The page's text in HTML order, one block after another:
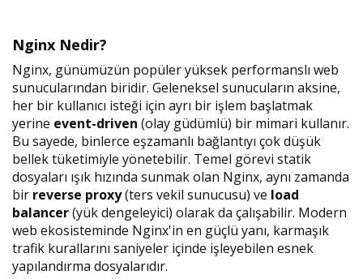
Nginx Nedir?
Nginx, günümüzün popüler yüksek performanslı web
sunucularından biridir. Geleneksel sunucuların aksine,
her bir kullanıcı isteği için ayrı bir işlem başlatmak
yerine event-driven (olay güdümlü) bir mimari kullanır.
Bu sayede, binlerce eşzamanlı bağlantıyı çok düşük
bellek tüketimiyle yönetebilir. Temel görevi statik
dosyaları ışık hızında sunmak olan Nginx, aynı zamanda
bir reverse proxy(ters vekil sunucusu) ve load
balancer(yük dengeleyici) olarak da çalışabilir. Modern
web ekosisteminde Nginx'in en güçlü yanı, karmaşık
trafik kurallarını saniyeler içinde işleyebilen esnek
yapılandırma dosyalarıdır.